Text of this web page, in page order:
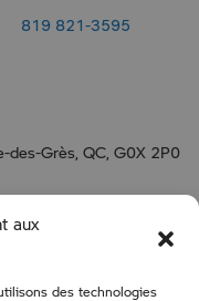
aux
des technologies
819 821-3595
des-Grès, QC, G0X 2P0